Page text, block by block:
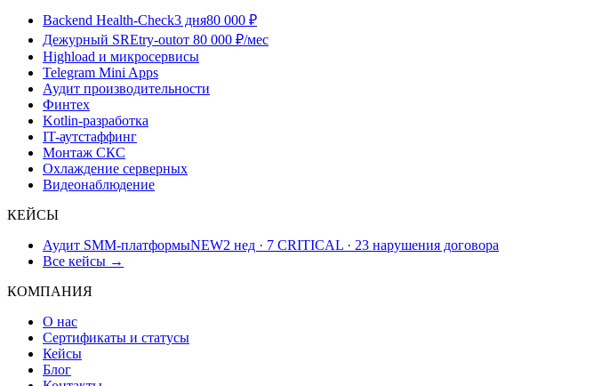
Backend Health-Check3 дня80 000 ₽
Дежурный SREtry-outот 80 000 ₽/мес
Highload и микросервисы
Telegram Mini Apps
Аудит производительности
Финтех
Kotlin-разработка
IT-аутстаффинг
Монтаж СКС
Охлаждение серверных
Видеонаблюдение
КЕЙСЫ
Аудит SMM-платформыNEW2 нед · 7 CRITICAL · 23 нарушения договора
Все кейсы →
КОМПАНИЯ
О нас
Сертификаты и статусы
Кейсы
Блог